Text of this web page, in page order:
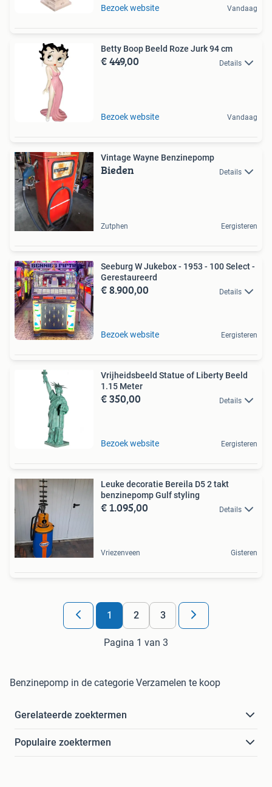
Bezoek website Vandaag
Betty Boop Beeld Roze Jurk 94 cm
€ 449,00 Details
Bezoek website Vandaag
Vintage Wayne Benzinepomp
Bieden Details
Zutphen Eergisteren
Seeburg W Jukebox - 1953 - 100 Select -
Gerestaureerd
€ 8.900,00 Details
Bezoek website Eergisteren
Vrijheidsbeeld Statue of Liberty Beeld
1.15 Meter
€ 350,00 Details
Bezoek website Eergisteren
Leuke decoratie Bereila D5 2 takt
benzinepomp Gulf styling
€ 1.095,00 Details
Vriezenveen Gisteren
1 2 3
Pagina 1 van 3
Benzinepomp in de categorie Verzamelen te koop
Gerelateerde zoektermen
Populaire zoektermen